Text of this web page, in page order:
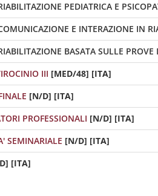
PEDIATRICA E
E INTERAZIONE IN
BASATA SULLE PROVE
III [MED/48] [ITA]
[N/D] [ITA]
PROFESSIONALI [N/D] [ITA]
SEMINARIALE [N/D] [ITA]
[ITA]